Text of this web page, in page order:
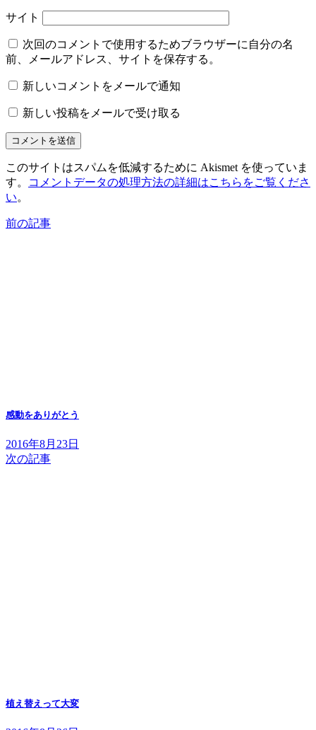
サイト
次回のコメントで使用するためブラウザーに自分の名
前、メールアドレス、サイトを保存する。
新しいコメントをメールで通知
新しい投稿をメールで受け取る
このサイトはスパムを低減するために Akismet を使っていま
す。
コメントデータの処理方法の詳細はこちらをご覧くださ
い。
前の記事
感動をありがとう
2016年8月23日
次の記事
植え替えって大変